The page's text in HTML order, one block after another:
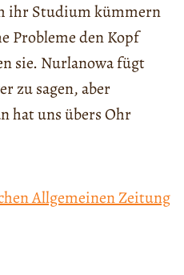
ihr Studium kümmern
Probleme den Kopf
sie. Nurlanowa fügt
zu sagen, aber
hat uns übers Ohr
Allgemeinen Zeitung